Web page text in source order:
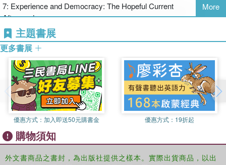
7: Experience and Democracy: The Hopeful Current
Afterword
More
主題書展
更多書展
優惠方式： 加入即送50元購書金 優惠方式： 19折起
購物須知
外文書商品之書封，為出版社提供之樣本。實際出貨商品，以出